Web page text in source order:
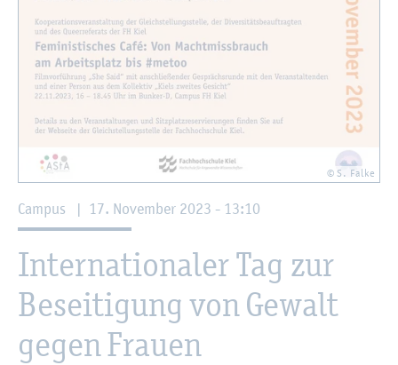
© S. Falke
Cam­pus | 17. No­vem­ber 2023 - 13:10
In­ter­na­tio­na­ler Tag zur
Be­sei­ti­gung von Ge­walt
gegen Frau­en